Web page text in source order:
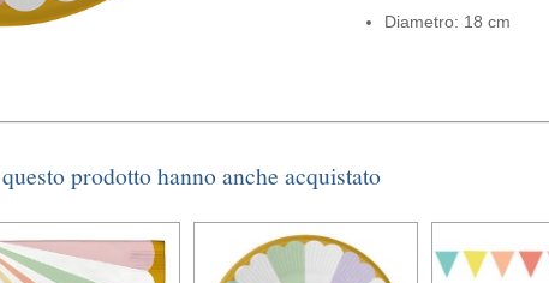
Diametro: 18 cm
prodotto hanno anche acquistato